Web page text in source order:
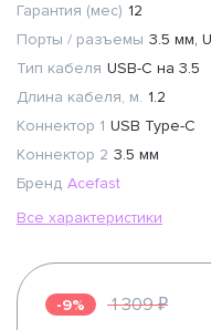
Гарантия (мес) 12
Порты / разъемы 3.5 мм,
Тип кабеля USB-C на 3.5
Длина кабеля, м. 1.2
Коннектор 1 USB Type-C
Коннектор 2 3.5 мм
Бренд Acefast
Все характеристики
-9% 1 309 ₽